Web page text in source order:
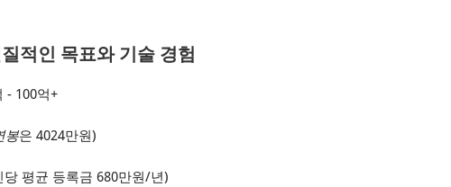
적인 목표와 기술 경험
- 100억+
봉은 4024만원)
평균 등록금 680만원/년)